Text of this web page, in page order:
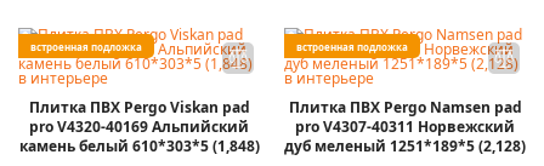
встроенная подложка
Плитка ПВХ Pergo Viskan pad
pro V4320-40169 Альпийский
камень белый 610*303*5 (1,848)
встроенная подложка
Плитка ПВХ Pergo Namsen pad
pro V4307-40311 Норвежский
дуб меленый 1251*189*5 (2,128)